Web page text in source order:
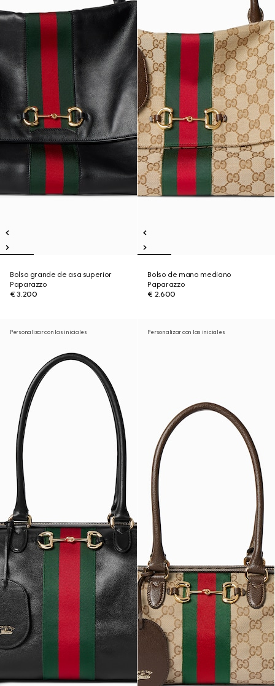
Bolso grande de asa superior
Paparazzo
€ 3.200
Bolso de mano mediano
Paparazzo
€ 2.600
Personalizar con las iniciales Personalizar con las iniciales